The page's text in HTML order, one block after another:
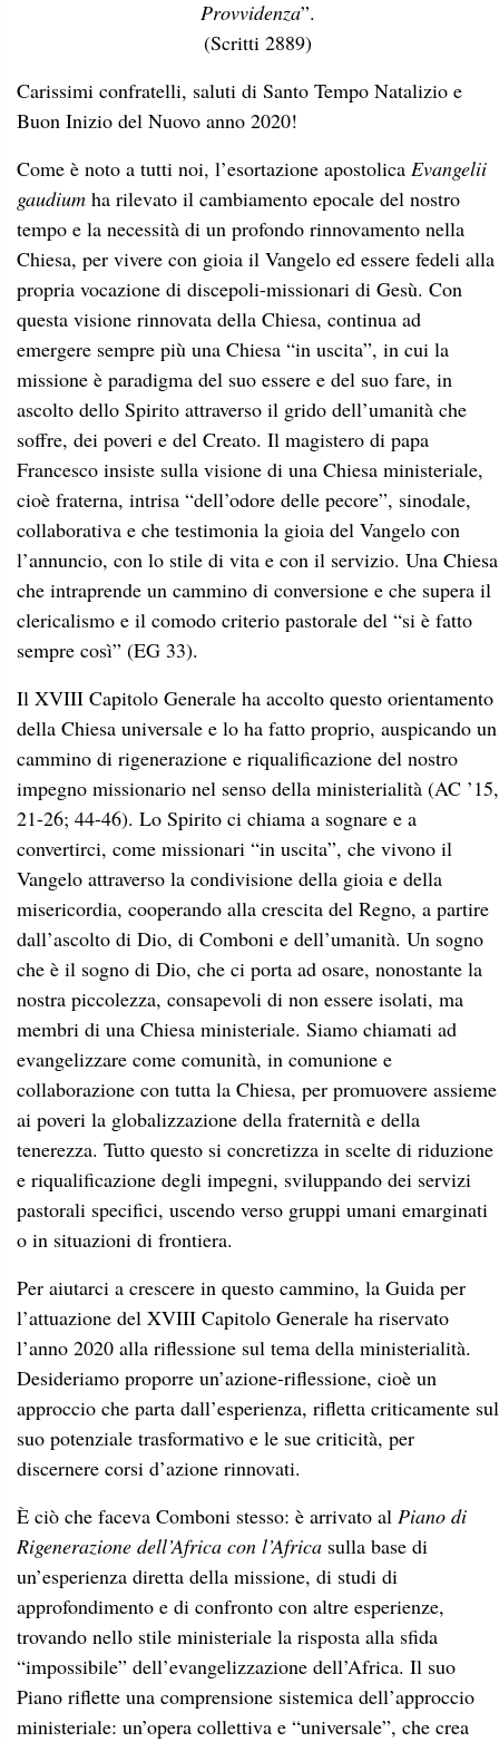
Provvidenza”.
(Scritti 2889)
Carissimi confratelli, saluti di Santo Tempo Natalizio e
Buon Inizio del Nuovo anno 2020!
Come è noto a tutti noi, l’esortazione apostolica Evangelii
gaudium ha rilevato il cambiamento epocale del nostro
tempo e la necessità di un profondo rinnovamento nella
Chiesa, per vivere con gioia il Vangelo ed essere fedeli alla
propria vocazione di discepoli-missionari di Gesù. Con
questa visione rinnovata della Chiesa, continua ad
emergere sempre più una Chiesa “in uscita”, in cui la
missione è paradigma del suo essere e del suo fare, in
ascolto dello Spirito attraverso il grido dell’umanità che
soffre, dei poveri e del Creato. Il magistero di papa
Francesco insiste sulla visione di una Chiesa ministeriale,
cioè fraterna, intrisa “dell’odore delle pecore”, sinodale,
collaborativa e che testimonia la gioia del Vangelo con
l’annuncio, con lo stile di vita e con il servizio. Una Chiesa
che intraprende un cammino di conversione e che supera il
clericalismo e il comodo criterio pastorale del “si è fatto
sempre così” (EG 33).
Il XVIII Capitolo Generale ha accolto questo orientamento
della Chiesa universale e lo ha fatto proprio, auspicando un
cammino di rigenerazione e riqualificazione del nostro
impegno missionario nel senso della ministerialità (AC ’15,
21-26; 44-46). Lo Spirito ci chiama a sognare e a
convertirci, come missionari “in uscita”, che vivono il
Vangelo attraverso la condivisione della gioia e della
misericordia, cooperando alla crescita del Regno, a partire
dall’ascolto di Dio, di Comboni e dell’umanità. Un sogno
che è il sogno di Dio, che ci porta ad osare, nonostante la
nostra piccolezza, consapevoli di non essere isolati, ma
membri di una Chiesa ministeriale. Siamo chiamati ad
evangelizzare come comunità, in comunione e
collaborazione con tutta la Chiesa, per promuovere assieme
ai poveri la globalizzazione della fraternità e della
tenerezza. Tutto questo si concretizza in scelte di riduzione
e riqualificazione degli impegni, sviluppando dei servizi
pastorali specifici, uscendo verso gruppi umani emarginati
o in situazioni di frontiera.
Per aiutarci a crescere in questo cammino, la Guida per
l’attuazione del XVIII Capitolo Generale ha riservato
l’anno 2020 alla riflessione sul tema della ministerialità.
Desideriamo proporre un’azione-riflessione, cioè un
approccio che parta dall’esperienza, rifletta criticamente sul
suo potenziale trasformativo e le sue criticità, per
discernere corsi d’azione rinnovati.
È ciò che faceva Comboni stesso: è arrivato al Piano di
Rigenerazione dell’Africa con l’Africa sulla base di
un’esperienza diretta della missione, di studi di
approfondimento e di confronto con altre esperienze,
trovando nello stile ministeriale la risposta alla sfida
“impossibile” dell’evangelizzazione dell’Africa. Il suo
Piano riflette una comprensione sistemica dell’approccio
ministeriale: un’opera collettiva e “universale”, che crea